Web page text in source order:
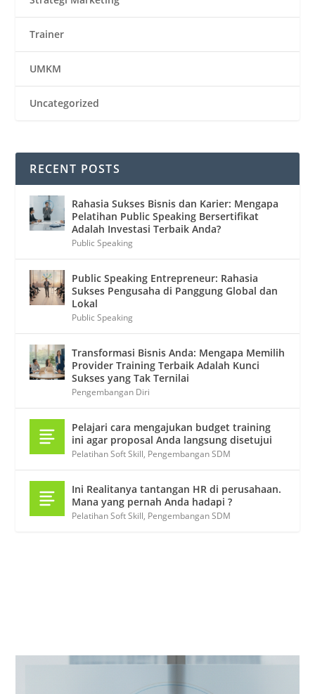
Trainer
UMKM
Uncategorized
RECENT POSTS
Rahasia Sukses Bisnis dan Karier: Mengapa
Pelatihan Public Speaking Bersertifikat
Adalah Investasi Terbaik Anda?
Public Speaking
Public Speaking Entrepreneur: Rahasia
Sukses Pengusaha di Panggung Global dan
Lokal
Public Speaking
Transformasi Bisnis Anda: Mengapa Memilih
Provider Training Terbaik Adalah Kunci
Sukses yang Tak Ternilai
Pengembangan Diri
Pelajari cara mengajukan budget training
ini agar proposal Anda langsung disetujui
Pelatihan Soft Skill, Pengembangan SDM
Ini Realitanya tantangan HR di perusahaan.
Mana yang pernah Anda hadapi ?
Pelatihan Soft Skill, Pengembangan SDM